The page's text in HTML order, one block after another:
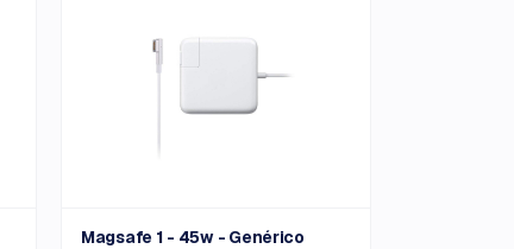
Magsafe 1 - 45w - Genérico